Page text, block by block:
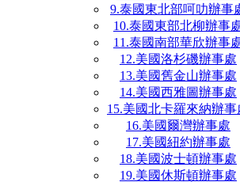
9.泰國東北部呵叻辦事
10.泰國東部北柳辦事
11.泰國南部華欣辦事
12.美國洛杉磯辦事處
13.美國舊金山辦事處
14.美國西雅圖辦事處
15.美國北卡羅來納辦事
16.美國爾灣辦事處
17.美國紐約辦事處
18.美國波士頓辦事處
19.美國休斯頓辦事處